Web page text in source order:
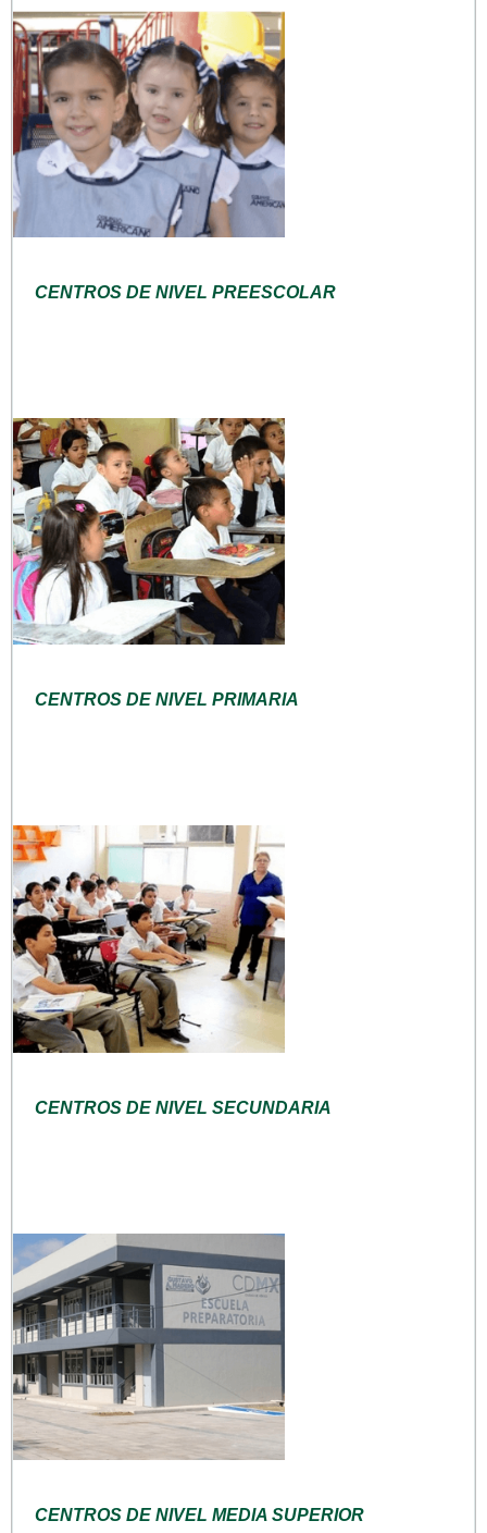
CENTROS DE NIVEL PREESCOLAR
CENTROS DE NIVEL PRIMARIA
CENTROS DE NIVEL SECUNDARIA
CENTROS DE NIVEL MEDIA SUPERIOR